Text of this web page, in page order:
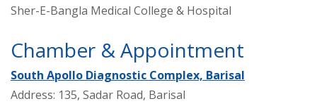
Sher-E-Bangla Medical College & Hospital
Chamber & Appointment
South Apollo Diagnostic Complex, Barisal
Address: 135, Sadar Road, Barisal